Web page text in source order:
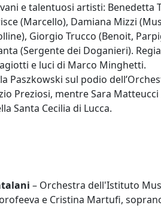
e talentuosi artisti: Benedetta
(Marcello), Damiana Mizzi
Giorgio Trucco (Benoit,
(Sergente dei Doganieri).
e luci di Marco Minghetti.
Paszkowski sul podio
Preziosi, mentre Sara
Santa Cecilia di Lucca.
– Orchestra dell'Istituto
e Cristina Martufi,